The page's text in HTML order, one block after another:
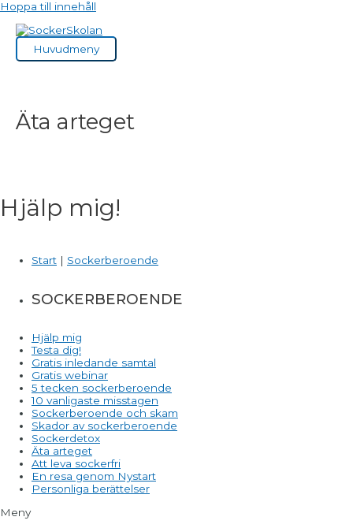
Hoppa till innehåll
Huvudmeny
Äta arteget
Hjälp mig!
Start | Sockerberoende
SOCKERBEROENDE
Hjälp mig
Testa dig!
Gratis inledande samtal
Gratis webinar
5 tecken sockerberoende
10 vanligaste misstagen
Sockerberoende och skam
Skador av sockerberoende
Sockerdetox
Äta arteget
Att leva sockerfri
En resa genom Nystart
Personliga berättelser
Meny